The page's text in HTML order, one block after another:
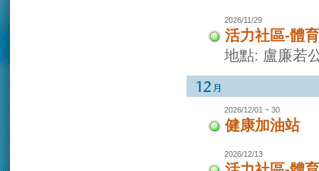
2026/11/29
活力社區-體
地點: 盧廉若
2026/12/01 ~ 30
健康加油站
2026/12/13